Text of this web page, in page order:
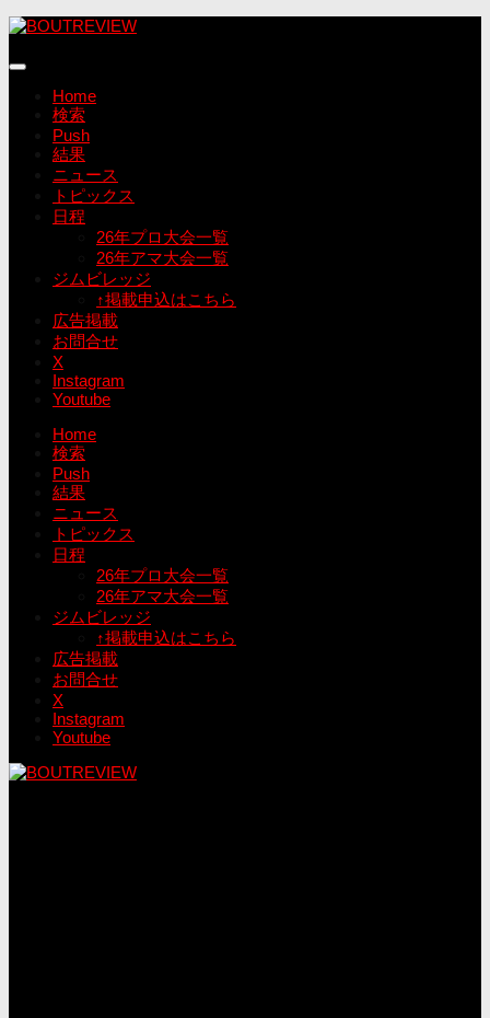
コ
テ
Home
検索
Push
結果
ニュース
トピックス
日程
26年プロ大会一覧
26年アマ大会一覧
ジムビレッジ
↑掲載申込はこちら
広告掲載
お問合せ
X
Instagram
Youtube
Home
検索
Push
結果
ニュース
トピックス
日程
26年プロ大会一覧
26年アマ大会一覧
ジムビレッジ
↑掲載申込はこちら
広告掲載
お問合せ
X
Instagram
Youtube